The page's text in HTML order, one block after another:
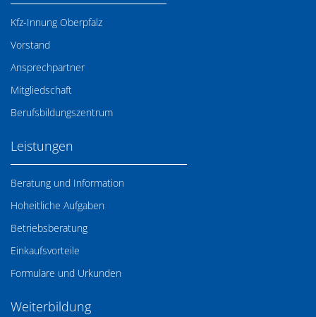
Kfz-Innung Oberpfalz
Vorstand
Ansprechpartner
Mitgliedschaft
Berufsbildungszentrum
Leistungen
Beratung und Information
Hoheitliche Aufgaben
Betriebsberatung
Einkaufsvorteile
Formulare und Urkunden
Weiterbildung